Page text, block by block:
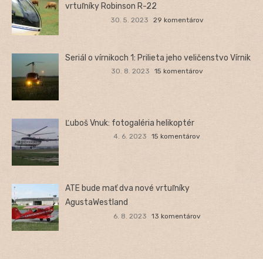
vrtuľníky Robinson R-22
30. 5. 2023 29 komentárov
Seriál o vírnikoch 1: Prilieta jeho veličenstvo Vírnik
30. 8. 2023 15 komentárov
Ľuboš Vnuk: fotogaléria helikoptér
4. 6. 2023 15 komentárov
ATE bude mať dva nové vrtuľníky
AgustaWestland
6. 8. 2023 13 komentárov